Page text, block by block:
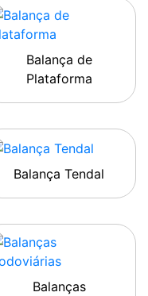
Balança de
Plataforma
Balança Tendal
Balanças